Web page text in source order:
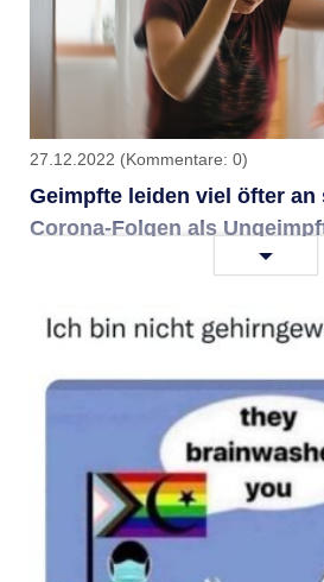
27.12.2022 (Kommentare: 0)
Geimpfte leiden viel öfter an
Corona-Folgen als
öfter
schweren
Corona-
Folgen
als
Ungeimpfte